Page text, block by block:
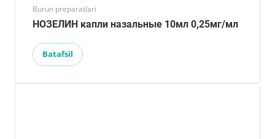
Burun preparatlari
НОЗЕЛИН капли назальные 10мл 0,25мг/мл
Batafsil